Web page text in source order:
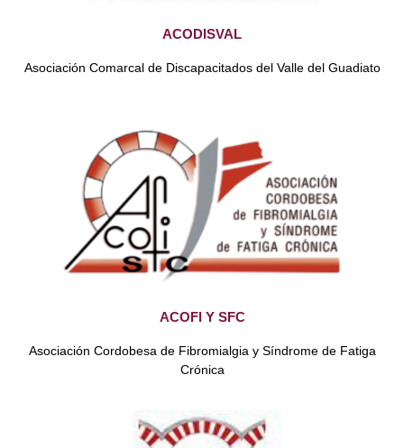
ACODISVAL
Asociación Comarcal de Discapacitados del Valle del Guadiato
ACOFI Y SFC
Asociación Cordobesa de Fibromialgia y Síndrome de Fatiga
Crónica